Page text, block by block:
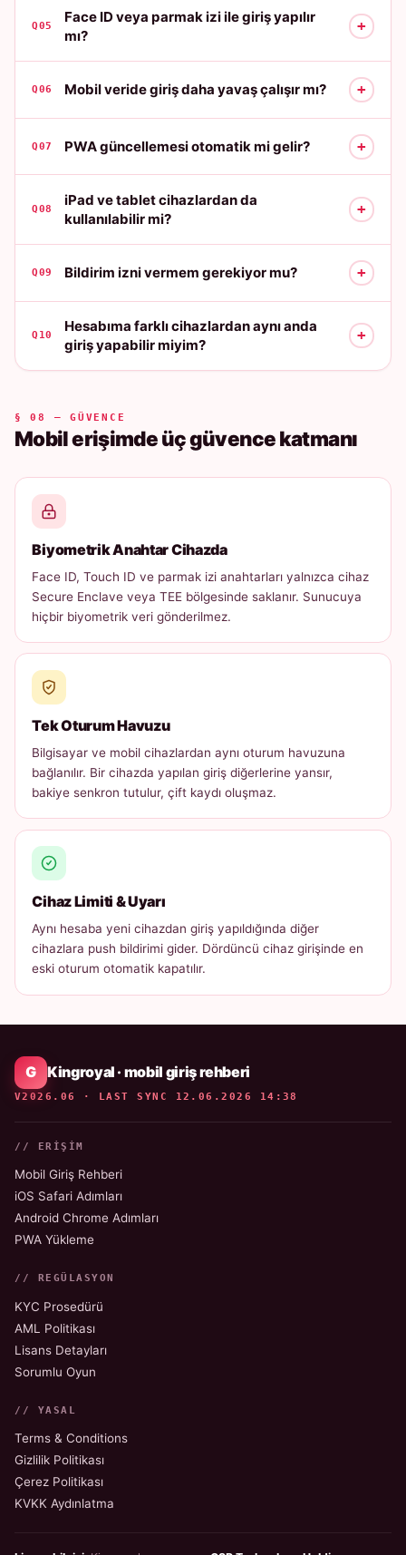
Q05
Face ID veya parmak izi ile giriş yapılır
mı?
+
Q06 Mobil veride giriş daha yavaş çalışır mı? +
Q07 PWA güncellemesi otomatik mi gelir? +
Q08
iPad ve tablet cihazlardan da
kullanılabilir mi?
+
Q09 Bildirim izni vermem gerekiyor mu? +
Q10
Hesabıma farklı cihazlardan aynı anda
giriş yapabilir miyim?
+
§ 08 — GÜVENCE
Mobil erişimde üç güvence katmanı
Biyometrik Anahtar Cihazda
Face ID, Touch ID ve parmak izi anahtarları yalnızca cihaz
Secure Enclave veya TEE bölgesinde saklanır. Sunucuya
hiçbir biyometrik veri gönderilmez.
Tek Oturum Havuzu
Bilgisayar ve mobil cihazlardan aynı oturum havuzuna
bağlanılır. Bir cihazda yapılan giriş diğerlerine yansır,
bakiye senkron tutulur, çift kaydı oluşmaz.
Cihaz Limiti & Uyarı
Aynı hesaba yeni cihazdan giriş yapıldığında diğer
cihazlara push bildirimi gider. Dördüncü cihaz girişinde en
eski oturum otomatik kapatılır.
Kingroyal · mobil giriş rehberi
V2026.06 · LAST SYNC 12.06.2026 14:38
// ERIŞIM
Mobil Giriş Rehberi
iOS Safari Adımları
Android Chrome Adımları
PWA Yükleme
// REGÜLASYON
KYC Prosedürü
AML Politikası
Lisans Detayları
Sorumlu Oyun
// YASAL
Terms & Conditions
Gizlilik Politikası
Çerez Politikası
KVKK Aydınlatma